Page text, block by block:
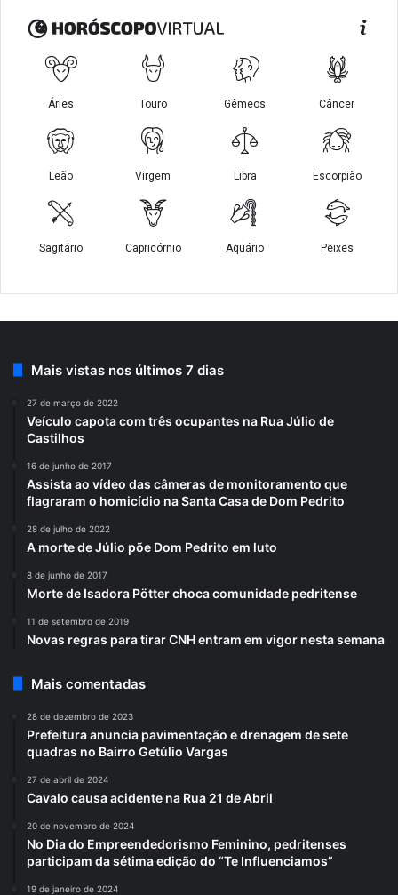
Mais vistas nos últimos 7 dias
27 de março de 2022
Veículo capota com três ocupantes na Rua Júlio de
Castilhos
16 de junho de 2017
Assista ao vídeo das câmeras de monitoramento que
flagraram o homicídio na Santa Casa de Dom Pedrito
28 de julho de 2022
A morte de Júlio põe Dom Pedrito em luto
8 de junho de 2017
Morte de Isadora Pötter choca comunidade pedritense
11 de setembro de 2019
Novas regras para tirar CNH entram em vigor nesta semana
Mais comentadas
28 de dezembro de 2023
Prefeitura anuncia pavimentação e drenagem de sete
quadras no Bairro Getúlio Vargas
27 de abril de 2024
Cavalo causa acidente na Rua 21 de Abril
20 de novembro de 2024
No Dia do Empreendedorismo Feminino, pedritenses
participam da sétima edição do “Te Influenciamos”
19 de janeiro de 2024